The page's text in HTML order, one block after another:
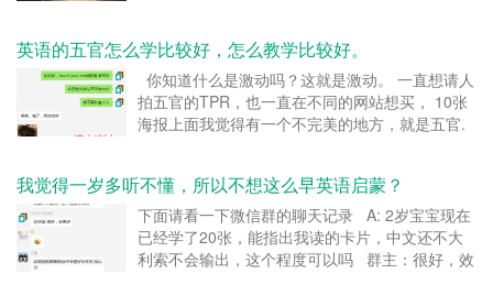
语，学了营销，走上了创业坚持了五年才得到改
善。 真的知识...
英语的五官怎么学比较好，怎么教学比较好。
你知道什么是激动吗？这就是激动。 一直想请人
拍五官的TPR，也一直在不同的网站想买， 10张
海报上面我觉得有一个不完美的地方，就是五官.
在不断的找寻中，终于被我找着了， ...
我觉得一岁多听不懂，所以不想这么早英语启蒙？
下面请看一下微信群的聊天记录 A: 2岁宝宝现在
已经学了20张，能指出我读的卡片，中文还不大
利索不会输出，这个程度可以吗 群主：很好，效